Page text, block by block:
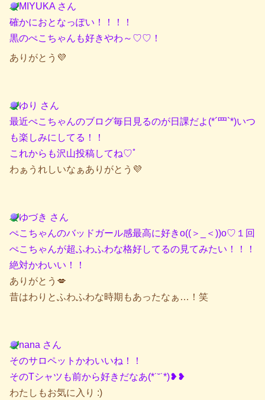
MIYUKA さん
確かにおとなっぽい！！！！
黒のぺこちゃんも好きやわ～♡♡！
ありがとう💜
ゆり さん
最近ぺこちゃんのブログ毎日見るのが日課だよ(*´罒`*)いつ
も楽しみにしてる！！
これからも沢山投稿してね♡ﾟ
わぁうれしいなぁありがとう💜
ゆづき さん
ぺこちゃんのバッドガール感最高に好きo((＞_＜))o♡１回
ぺこちゃんが超ふわふわな格好してるの見てみたい！！！
絶対かわいい！！
ありがとう💋
昔はわりとふわふわな時期もあったなぁ…！笑
nana さん
そのサロペットかわいいね！！
そのTシャツも前から好きだなあ(*˙˘˙*)❥❥
わたしもお気に入り :)